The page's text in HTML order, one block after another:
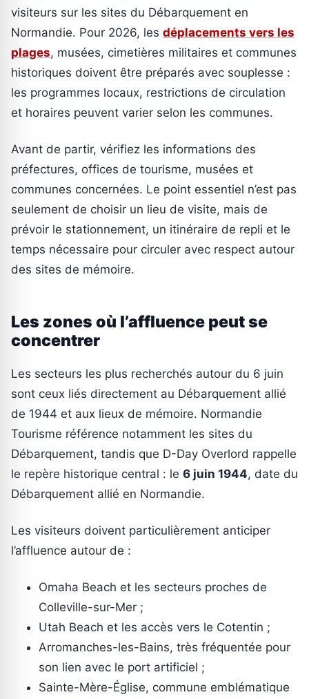
visiteurs sur les sites du Débarquement en
Normandie. Pour 2026, les déplacements vers les
plages, musées, cimetières militaires et communes
historiques doivent être préparés avec souplesse :
les programmes locaux, restrictions de circulation
et horaires peuvent varier selon les communes.
Avant de partir, vérifiez les informations des
préfectures, offices de tourisme, musées et
communes concernées. Le point essentiel n’est pas
seulement de choisir un lieu de visite, mais de
prévoir le stationnement, un itinéraire de repli et le
temps nécessaire pour circuler avec respect autour
des sites de mémoire.
Les zones où l’affluence peut se
concentrer
Les secteurs les plus recherchés autour du 6 juin
sont ceux liés directement au Débarquement allié
de 1944 et aux lieux de mémoire. Normandie
Tourisme référence notamment les sites du
Débarquement, tandis que D-Day Overlord rappelle
le repère historique central : le 6 juin 1944, date du
Débarquement allié en Normandie.
Les visiteurs doivent particulièrement anticiper
l’affluence autour de :
Omaha Beach et les secteurs proches de
Colleville-sur-Mer ;
Utah Beach et les accès vers le Cotentin ;
Arromanches-les-Bains, très fréquentée pour
son lien avec le port artificiel ;
Sainte-Mère-Église, commune emblématique